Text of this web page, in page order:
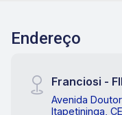
Endereço
Franciosi -
Avenida
Itapetininga,